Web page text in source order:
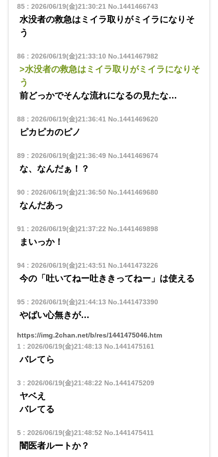
85: 2026/06/19(金)21:30:21No.1441466743
水没者の救急はミイラ取りがミイラになりそ
う
86 : 2026/06/19(金)21:33:10 No.1441467982
>水没者の救急はミイラ取りがミイラになりそ
う
前どっかでそんな流れになるの見たな…
88: 2026/06/19(金)21:36:41No.1441469620
ピカピカのピノ
89: 2026/06/19(金)21:36:49No.1441469674
な、なんだぁ！？
90 : 2026/06/19(金)21:36:50 No.1441469680
なんだあっ
91: 2026/06/19(金)21:37:22 No.1441469898
まいっか！
94: 2026/06/19(金)21:43:51No.1441473226
今の「吐いてねー吐ききってねー」は使える
95: 2026/06/19(金)21:44:13 No.1441473390
やばい心無きが…
https://img.2chan.net/b/res/1441475046.htm
1 : 2026/06/19(金)21:48:13 No.1441475161
バレてら
3 : 2026/06/19(金)21:48:22 No.1441475209
ヤベえ
バレてる
5: 2026/06/19(金)21:48:52 No.1441475411
闇医者ルートか？